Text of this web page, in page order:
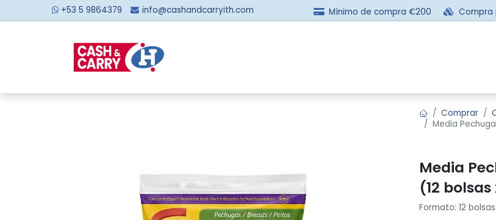
+53 5 9864379 info@cashandcarryith.com Mínimo de compra €200 Compra
Comprar
Media
Media
(12 bolsas
Formato: 12 bolsas